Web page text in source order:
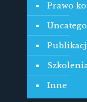
Prawo
Inne